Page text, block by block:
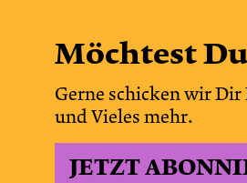
Möchtest
Gerne schicken wir Dir
und Vieles mehr.
JETZT